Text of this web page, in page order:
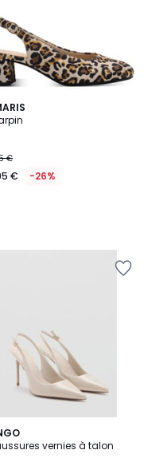
€
€ -26%
vernies à talon